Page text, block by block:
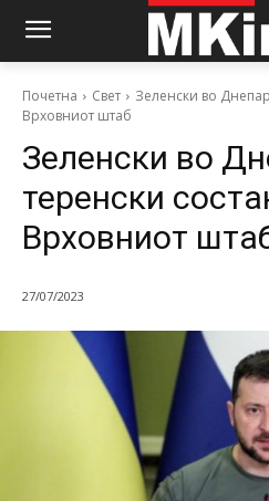
Почетна Свет
Зеленски во
Врховниот штаб
Зеленски во
теренски
Врховниот
27/07/2023